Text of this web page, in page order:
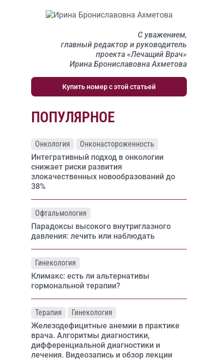
C уважением,
главный редактор и руководитель
проекта «Лечащий Врач»
Ирина Брониславовна Ахметова
Купить номер с этой статьей
ПОПУЛЯРНОЕ
Онкология
Онконастороженность
Интегративный подход в онкологии
снижает риски развития
злокачественных новообразований до
38%
Офтальмология
Парадоксы высокого внутриглазного
давления: лечить или наблюдать
Гинекология
Климакс: есть ли альтернативы
гормональной терапии?
Терапия
Гинекология
Железодефицитные анемии в практике
врача. Алгоритмы диагностики,
дифференциальной диагностики и
лечения. Видеозапись и обзор лекции